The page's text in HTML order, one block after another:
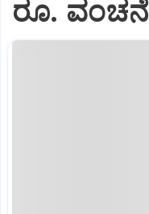
ರೂ. ವಂಚನೆ